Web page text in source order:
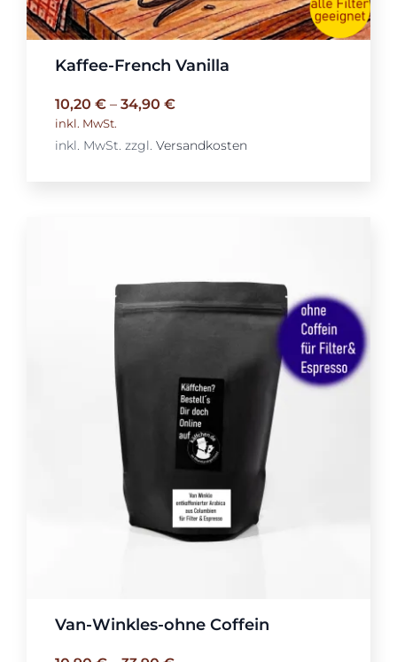
Kaffee-French Vanilla
10,20 €– 34,90 €
inkl. MwSt.
inkl. MwSt. zzgl. Versandkosten
Van-Winkles-ohne Coffein